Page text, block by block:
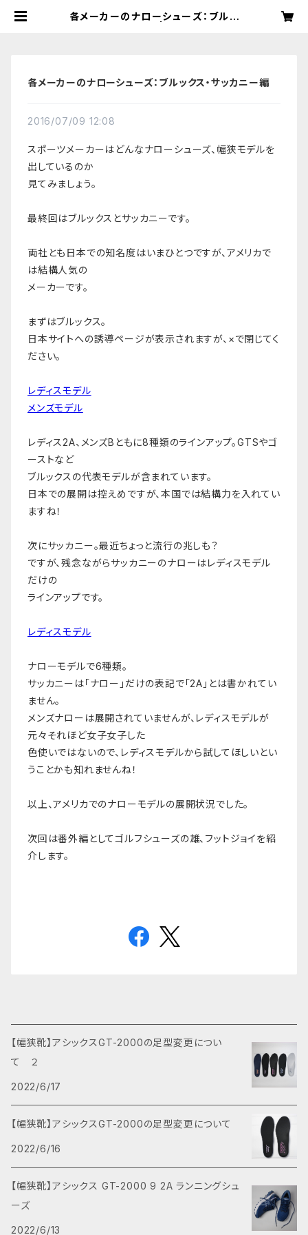
各メーカーのナローシューズ：ブルッ
各メーカーのナローシューズ：ブルックス・サッカニー編
2016/07/09 12:08
スポーツメーカーはどんなナローシューズ、幅狭モデルを
出しているのか
見てみましょう。
最終回はブルックスとサッカニーです。
両社とも日本での知名度はいまひとつですが、アメリカで
は結構人気の
メーカーです。
まずはブルックス。
日本サイトへの誘導ページが表示されますが、×で閉じてく
ださい。
レディスモデル
メンズモデル
レディス2A、メンズBともに8種類のラインアップ。GTSやゴ
ーストなど
ブルックスの代表モデルが含まれています。
日本での展開は控えめですが、本国では結構力を入れてい
ますね！
次にサッカニー。最近ちょっと流行の兆しも？
ですが、残念ながらサッカニーのナローはレディスモデル
だけの
ラインアップです。
レディスモデル
ナローモデルで6種類。
サッカニーは「ナロー」だけの表記で「2A」とは書かれてい
ません。
メンズナローは展開されていませんが、レディスモデルが
元々それほど女子女子した
色使いではないので、レディスモデルから試してほしいとい
うことかも知れませんね！
以上、アメリカでのナローモデルの展開状況でした。
次回は番外編としてゴルフシューズの雄、フットジョイを紹
介します。
【幅狭靴】アシックスGT-2000の足型変更につい
て ２
2022/6/17
【幅狭靴】アシックスGT-2000の足型変更について
2022/6/16
【幅狭靴】アシックス GT-2000 9 2A ランニングシュ
ーズ
2022/6/13